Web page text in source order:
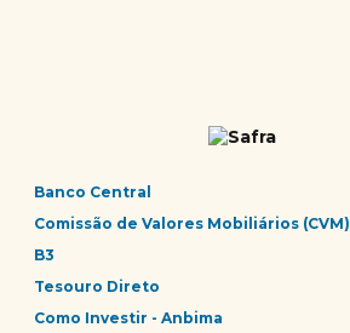
Banco Central
Comissão de Valores Mobiliários (CVM)
B3
Tesouro Direto
Como Investir - Anbima